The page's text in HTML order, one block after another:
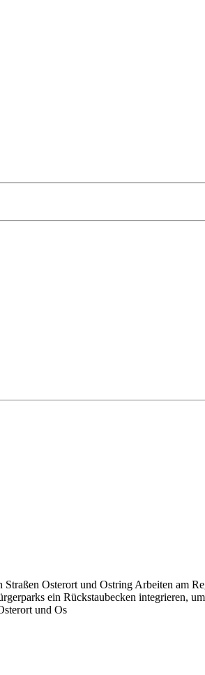
Osterort und Ostring Arbeiten am
ein Rückstaubecken integrieren,
und Os